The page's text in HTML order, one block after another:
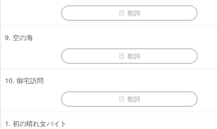
歌詞
9. 空の海
歌詞
10. 御宅訪問
歌詞
1. 初の晴れ女バイト